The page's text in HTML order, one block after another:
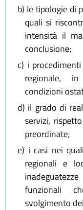
b) le tipologie di
quali si
intensità il
conclusione;
c) i
regionale,
condizioni
d) il grado di
servizi,
preordinate;
e) i casi nei
regionali e
funzionali
svolgimento